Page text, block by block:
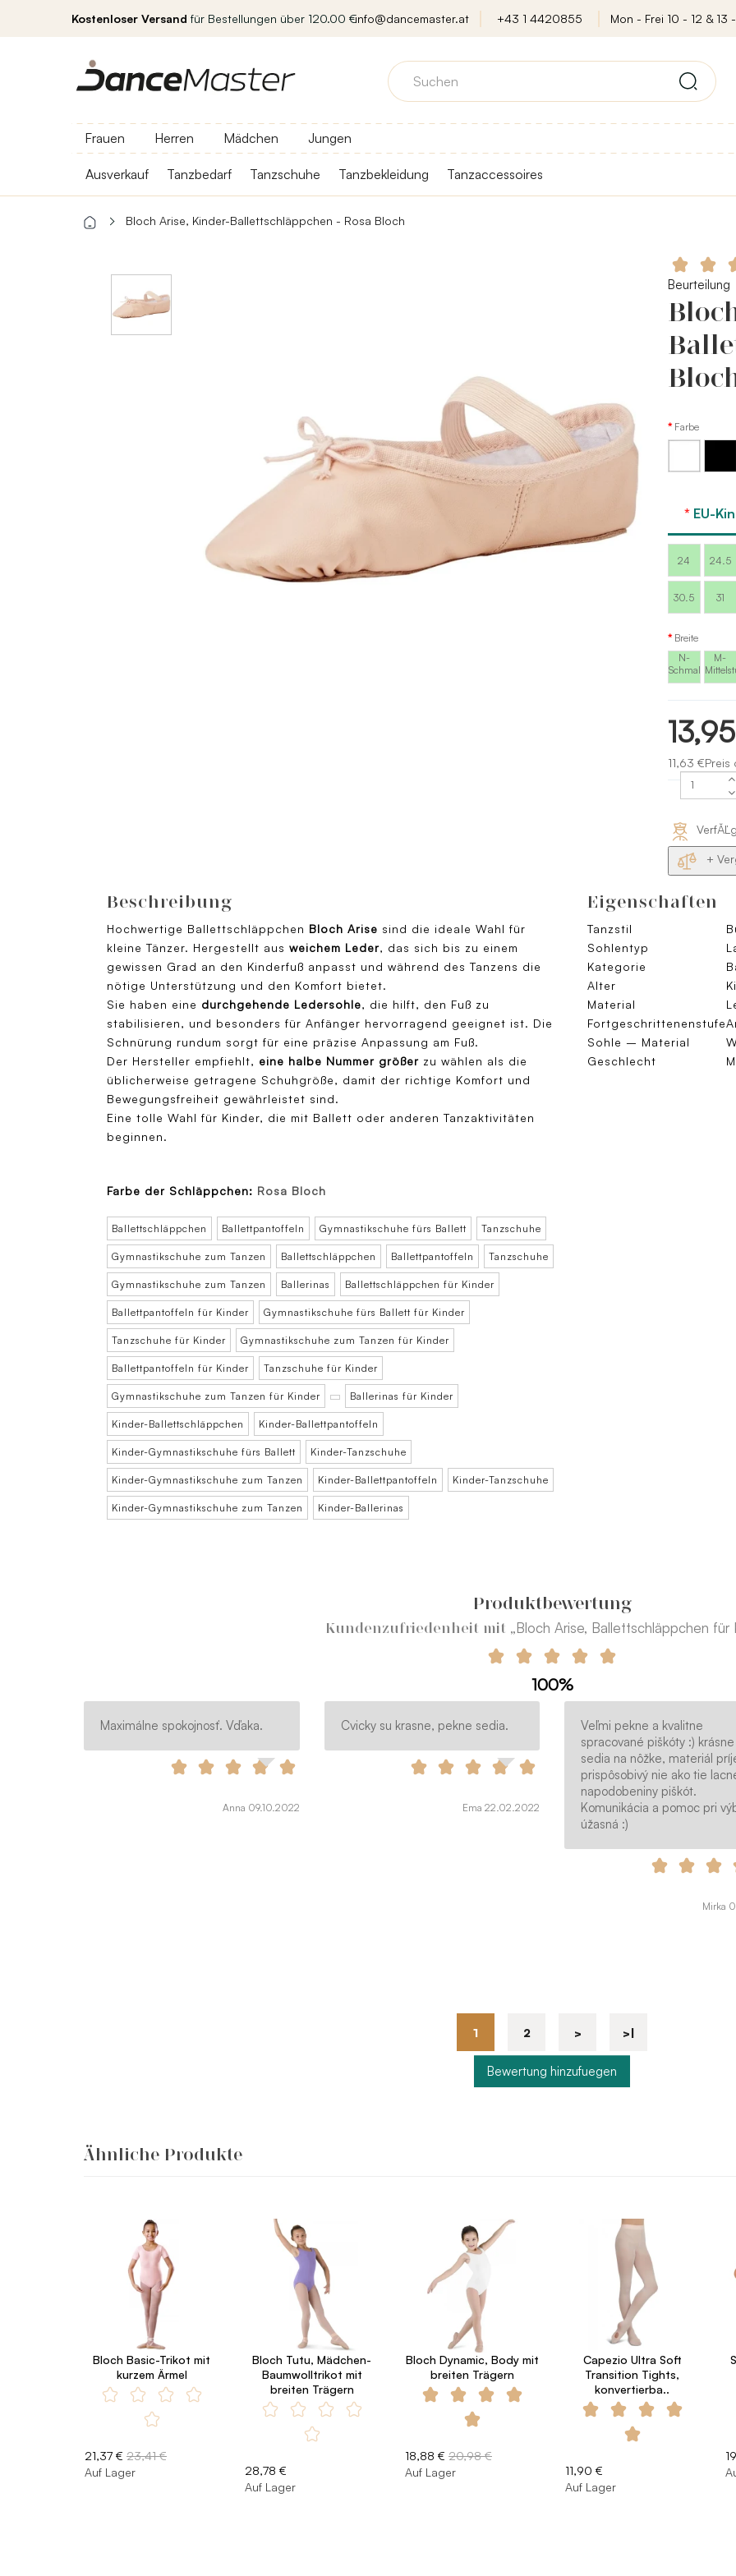
Kostenloser Versand für Bestellungen über 120.00 €info@dancemaster.at +43 1 4420855 Mon - Frei 10 - 12 & 13 -
Frauen Herren Mädchen Jungen
Ausverkauf Tanzbedarf Tanzschuhe Tanzbekleidung Tanzaccessoires
Bloch Arise, Kinder-Ballettschläppchen - Rosa Bloch
Beurteilung
Farbe
EU-
24 24.5
30.5 31
Breite
N-
Schmal
M-
11,63
+
Beschreibung
Hochwertige Ballettschläppchen Bloch Arise sind die ideale Wahl für
kleine Tänzer. Hergestellt aus weichem Leder, das sich bis zu einem
gewissen Grad an den Kinderfuß anpasst und während des Tanzens die
nötige Unterstützung und den Komfort bietet.
Sie haben eine durchgehende Ledersohle, die hilft, den Fuß zu
stabilisieren, und besonders für Anfänger hervorragend geeignet ist. Die
Schnürung rundum sorgt für eine präzise Anpassung am Fuß.
Der Hersteller empfiehlt, eine halbe Nummer größer zu wählen als die
üblicherweise getragene Schuhgröße, damit der richtige Komfort und
Bewegungsfreiheit gewährleistet sind.
Eine tolle Wahl für Kinder, die mit Ballett oder anderen Tanzaktivitäten
beginnen.
Farbe der Schläppchen: Rosa Bloch
Ballettschläppchen Ballettpantoffeln Gymnastikschuhe fürs Ballett Tanzschuhe
Gymnastikschuhe zum Tanzen Ballettschläppchen Ballettpantoffeln Tanzschuhe
Gymnastikschuhe zum Tanzen Ballerinas Ballettschläppchen für Kinder
Ballettpantoffeln für Kinder Gymnastikschuhe fürs Ballett für Kinder
Tanzschuhe für Kinder Gymnastikschuhe zum Tanzen für Kinder
Ballettpantoffeln für Kinder Tanzschuhe für Kinder
Gymnastikschuhe zum Tanzen für Kinder Ballerinas für Kinder
Kinder-Ballettschläppchen Kinder-Ballettpantoffeln
Kinder-Gymnastikschuhe fürs Ballett Kinder-Tanzschuhe
Kinder-Gymnastikschuhe zum Tanzen Kinder-Ballettpantoffeln Kinder-Tanzschuhe
Kinder-Gymnastikschuhe zum Tanzen Kinder-Ballerinas
Eigenschaften
Tanzstil
Sohlentyp
Kategorie
Alter
Material
Fortgeschrittenenstufe
Sohle – Material
Geschlecht
Produktbewertung
Kundenzufriedenheit mit „Bloch Arise, Ballettschläppchen für
100%
Maximálne spokojnosť. Vďaka.
Anna 09.10.2022
Cvicky su krasne, pekne sedia.
Ema 22.02.2022
Veľmi pekne a kvalitne
spracované piškóty :) krásne
sedia na nôžke, materiál
prispôsobivý nie ako tie
napodobeniny piškót.
Komunikácia a pomoc pri
úžasná :)
Mirka
1 2 > >|
Bewertung hinzufuegen
Ähnliche Produkte
Bloch Basic-Trikot mit
kurzem Ärmel
21,37 € 23,41 €
Auf Lager
Bloch Tutu, Mädchen-
Baumwolltrikot mit
breiten Trägern
28,78 €
Auf Lager
Bloch Dynamic, Body mit
breiten Trägern
18,88 € 20,98 €
Auf Lager
Capezio Ultra Soft
Transition Tights,
konvertierba..
11,90 €
Auf Lager